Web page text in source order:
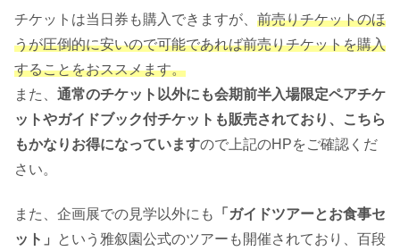
チケットは当日券も購入できますが、 前売りチケットのほ
うが圧倒的に安いので可能であれば前売りチケットを購入
することをおススメます。
また、 通常のチケット以外にも会期前半入場限定ペアチケ
ットやガイドブック付チケットも販売されており、こちら
もかなりお得になっていますので上記のHPをご確認くだ
さい。
また、企画展での見学以外にも
「ガイドツアーとお食事セ
ット」
という雅叙園公式のツアーも開催されており、百段